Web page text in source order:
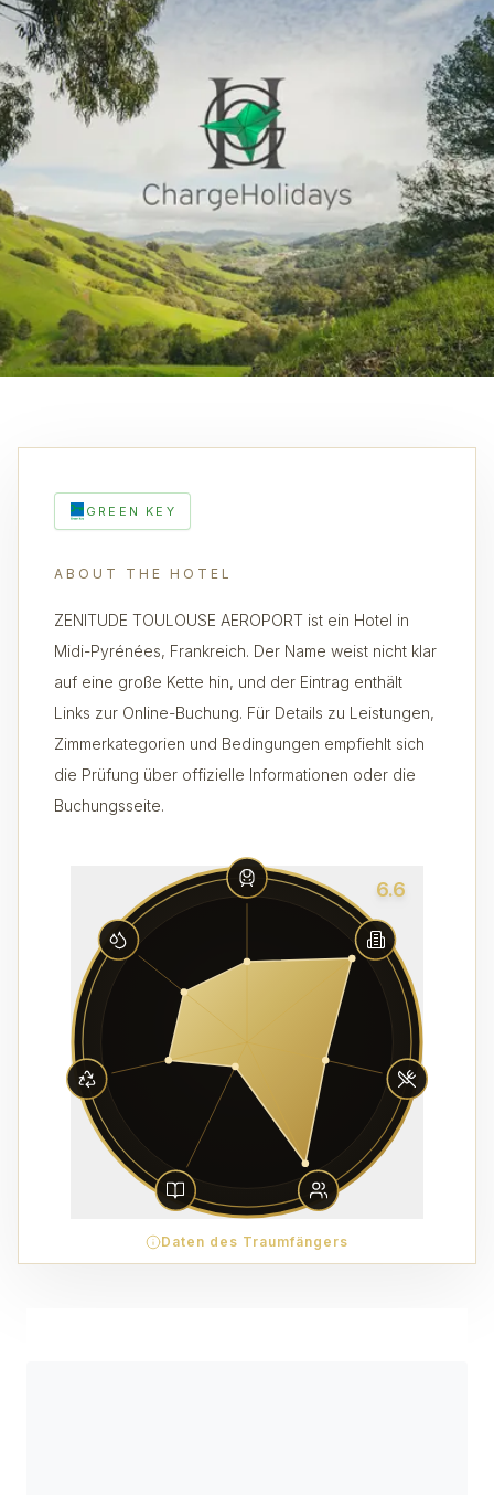
GREEN KEY
ABOUT THE HOTEL
ZENITUDE TOULOUSE AEROPORT ist ein Hotel in
Midi-Pyrénées, Frankreich. Der Name weist nicht klar
auf eine große Kette hin, und der Eintrag enthält
Links zur Online-Buchung. Für Details zu Leistungen,
Zimmerkategorien und Bedingungen empfiehlt sich
die Prüfung über offizielle Informationen oder die
Buchungsseite.
6.6
Daten des Traumfängers